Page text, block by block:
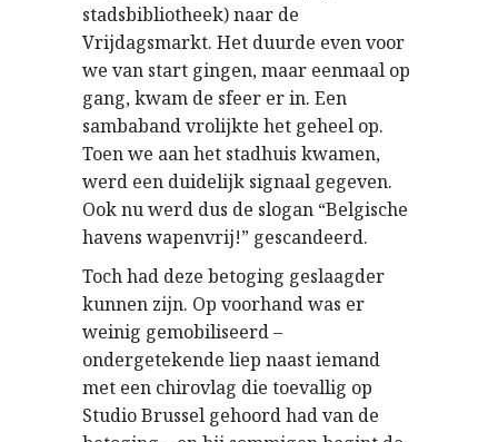
stadsbibliotheek) naar de
Vrijdagsmarkt. Het duurde even voor
we van start gingen, maar eenmaal op
gang, kwam de sfeer er in. Een
sambaband vrolijkte het geheel op.
Toen we aan het stadhuis kwamen,
werd een duidelijk signaal gegeven.
Ook nu werd dus de slogan “Belgische
havens wapenvrij!” gescandeerd.
Toch had deze betoging geslaagder
kunnen zijn. Op voorhand was er
weinig gemobiliseerd –
ondergetekende liep naast iemand
met een chirovlag die toevallig op
Studio Brussel gehoord had van de